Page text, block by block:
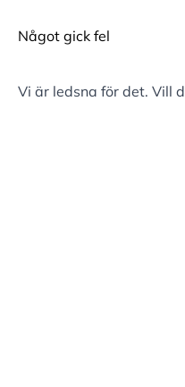
Något gick fel
Vi är ledsna för det. Vill